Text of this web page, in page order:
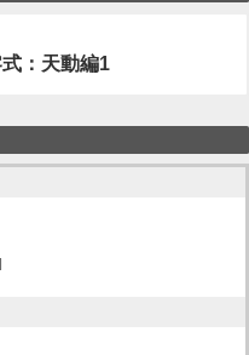
：天動編1